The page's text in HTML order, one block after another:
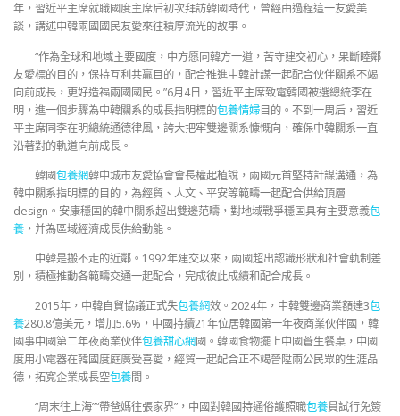
年，習近平主席就職國度主席后初次拜訪韓國時代，曾經由過程這一友愛美
談，講述中韓兩國國民友愛來往積厚流光的故事。
“作為全球和地域主要國度，中方愿同韓方一道，苦守建交初心，果斷睦鄰
友愛標的目的，保持互利共贏目的，配合推進中韓計謀一起配合伙伴關系不竭
向前成長，更好造福兩國國民。”6月4日，習近平主席致電韓國被選總統李在
明，進一個步驟為中韓關系的成長指明標的包養情婦目的。不到一周后，習近
平主席同李在明總統通德律風，誇大把牢雙邊關系慷慨向，確保中韓關系一直
沿著對的軌道向前成長。
韓國包養網韓中城市友愛協會會長權起植說，兩國元首堅持計謀溝通，為
韓中關系指明標的目的，為經貿、人文、平安等範疇一起配合供給頂層
design。安康穩固的韓中關系超出雙邊范疇，對地域戰爭穩固具有主要意義包
養 ，并為區域經濟成長供給動能。
中韓是搬不走的近鄰。1992年建交以來，兩國超出認識形狀和社會軌制差
別，積極推動各範疇交通一起配合，完成彼此成績和配合成長。
2015年，中韓自貿協議正式失包養網效。2024年，中韓雙邊商業額達3包
養280.8億美元，增加5.6%，中國持續21年位居韓國第一年夜商業伙伴國，韓
國事中國第二年夜商業伙伴包養甜心網國。韓國食物擺上中國蒼生餐桌，中國
度用小電器在韓國度庭廣受喜愛，經貿一起配合正不竭晉陞兩公民眾的生涯品
德，拓寬企業成長空包養間。
“周末往上海”“帶爸媽往張家界”，中國對韓國持通俗護照職包養員試行免簽